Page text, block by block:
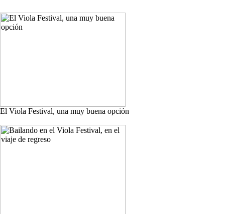
El Viola Festival, una muy buena opción